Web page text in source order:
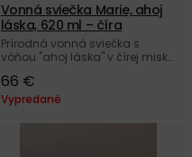
Vonná sviečka Marie, ahoj
láska, 620 ml – číra
Prírodná vonná sviečka s
vôňou "ahoj láska" v čírej miske
skla Radua crystal.
66 €
Vypredané